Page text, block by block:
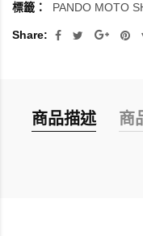
標籤： PANDO MOTO
Share:
商品描述 商